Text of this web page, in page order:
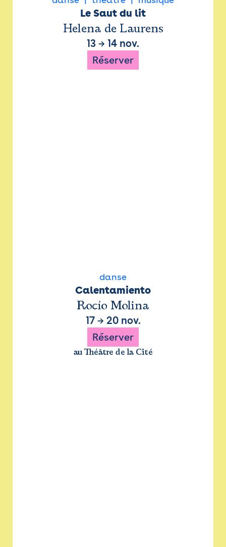
Le Saut du lit
Helena de Laurens
13 → 14 nov.
Réserver
danse
Calentamiento
Rocío Molina
17→ 20 nov.
Réserver
au Théâtre de la Cité